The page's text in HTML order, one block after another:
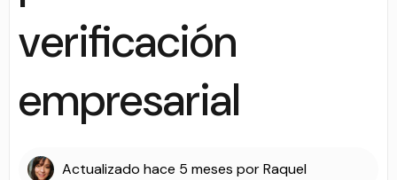
verificación
empresarial
Actualizado hace 5 meses porRaquel